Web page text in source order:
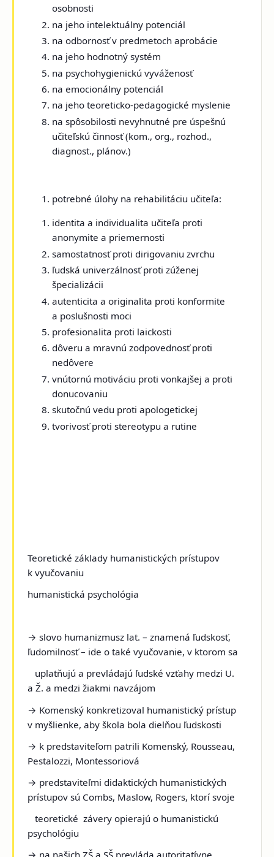
osobnosti
na jeho intelektuálny potenciál
na odbornosť v predmetoch aprobácie
na jeho hodnotný systém
na psychohygienickú vyváženosť
na emocionálny potenciál
na jeho teoreticko-pedagogické myslenie
na spôsobilosti nevyhnutné pre úspešnú
učiteľskú činnosť (kom., org., rozhod.,
diagnost., plánov.)
potrebné úlohy na rehabilitáciu učiteľa:
identita a individualita učiteľa proti
anonymite a priemernosti
samostatnosť proti dirigovaniu zvrchu
ľudská univerzálnosť proti zúženej
špecializácii
autenticita a originalita proti konformite
a poslušnosti moci
profesionalita proti laickosti
dôveru a mravnú zodpovednosť proti
nedôvere
vnútornú motiváciu proti vonkajšej a proti
donucovaniu
skutočnú vedu proti apologetickej
tvorivosť proti stereotypu a rutine
Teoretické základy humanistických prístupov
k vyučovaniu
humanistická psychológia
→ slovo humanizmusz lat. – znamená ľudskosť,
ľudomilnosť – ide o takévyučovanie, v ktorom sa
uplatňujú a prevládajú ľudské vzťahy medzi U.
a Ž. a medzi žiakmi navzájom
→ Komenský konkretizoval humanistický prístup
v myšlienke,abyškola bola dielňou ľudskosti
→ k predstaviteľom patrili Komenský, Rousseau,
Pestalozzi, Montessoriová
→ predstaviteľmi didaktických humanistických
prístupov sú Combs, Maslow, Rogers, ktorí svoje
teoretické závery opierajú o humanistickú
psychológiu